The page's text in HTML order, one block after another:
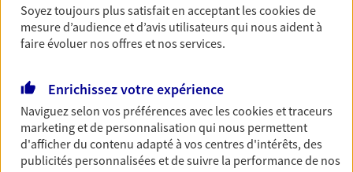
Agent Général d'assurance exclusif AXA
France
46 Grande Rue, 69800 Saint Priest
Horaires :Fermé
Ouvre le 10 août à 09:00
04 78 20 11 79
Soyez toujours plus satisfait en acceptant lescookiesde
mesure d’audience et d’avis utilisateurs qui nous aident à
faire évoluer nos offres et nos services.
Enrichissez votre expérience
Naviguez selon vos préférences avec lescookies et traceurs
marketing et de personnalisation qui nous permettent
d'afficher du contenu adapté à vos centres d'intérêts, des
publicités personnalisées et de suivre la performance de nos